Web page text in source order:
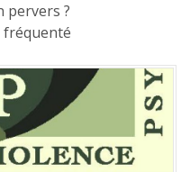
pervers ?
fréquenté